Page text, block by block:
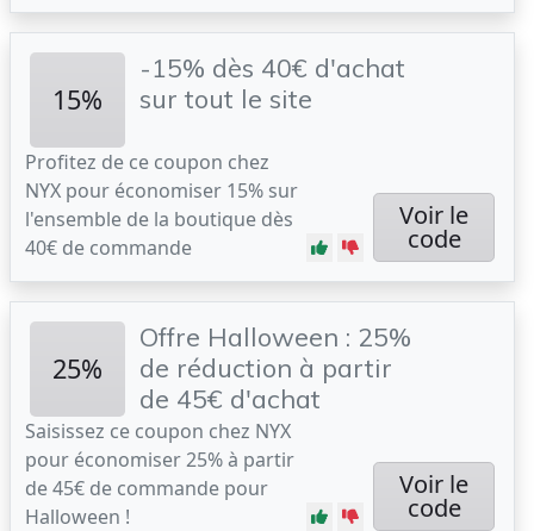
15%
-15% dès 40€ d'achat
sur tout le site
Profitez de ce coupon chez
NYX pour économiser 15% sur
l'ensemble de la boutique dès
40€ de commande
Voir le
code
25%
Offre Halloween : 25%
de réduction à partir
de 45€ d'achat
Saisissez ce coupon chez NYX
pour économiser 25% à partir
de 45€ de commande pour
Halloween !
Voir le
code